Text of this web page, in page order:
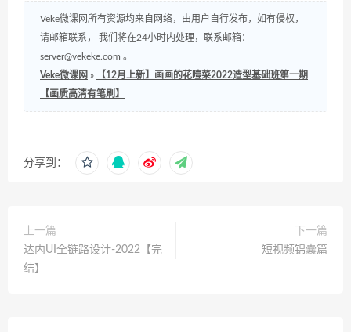
Veke微课网所有资源均来自网络，由用户自行发布，如有侵权，
请邮箱联系， 我们将在24小时内处理，联系邮箱：
server@vekeke.com 。
Veke微课网 »
【12月上新】画画的花噎菜2022造型基础班第一期
【画质高清有笔刷】
分享到：
上一篇
达内UI全链路设计-2022【完
结】
下一篇
短视频锦囊篇